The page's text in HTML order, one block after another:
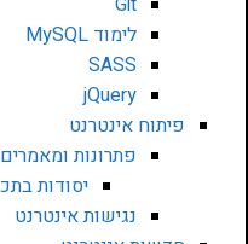
לימוד MySQL
SASS
jQuery
פיתוח אינטרנט
פתרונות
יסודות
נגישות אינטרנט